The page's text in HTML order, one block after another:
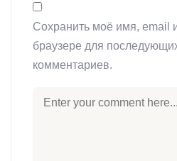
Сохранить моё имя, email
браузере для
комментариев.